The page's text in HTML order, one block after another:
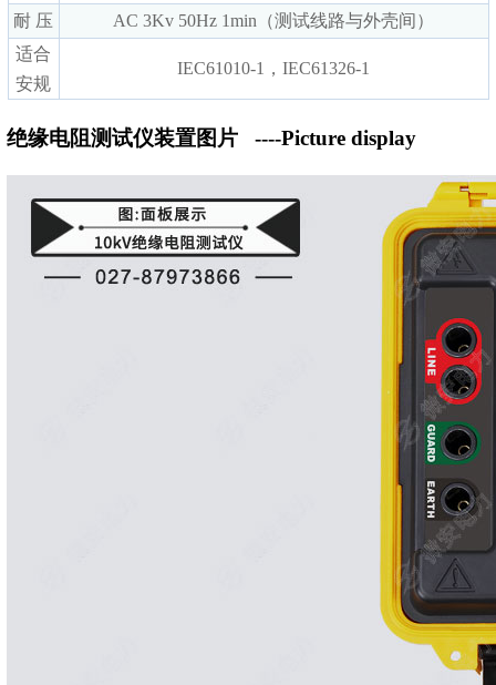
耐 压
AC 3Kv 50Hz 1min（测试线路与外壳间）
适合
安规
IEC61010-1，IEC61326-1
绝缘电阻测试仪装置图片 ----Picture display